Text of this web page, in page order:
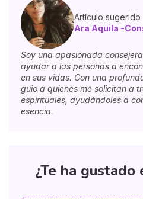
Artículo sugerido
Ara Aquila -
Soy una apasionada
ayudar a las personas a
en sus vidas. Con una
guio a quienes me solicitan a
espirituales, ayudándoles a
esencia.
¿Te ha